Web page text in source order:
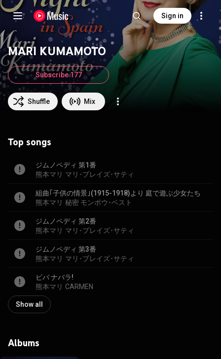
Sign in
MARI KUMAMOTO
Shuffle Mix
Subscribe 177
Top songs
ジムノペディ 第1番
熊本マリ マリ･プレイズ･サティ
組曲｢子供の情景｣(1915-1918)より 庭で遊ぶ少女たち
熊本マリ 秘密 モンポウ･ベスト
ジムノペディ 第2番
熊本マリ マリ･プレイズ･サティ
ジムノペディ 第3番
熊本マリ マリ･プレイズ･サティ
ビバ ナバラ!
熊本マリ CARMEN
Show all
Albums